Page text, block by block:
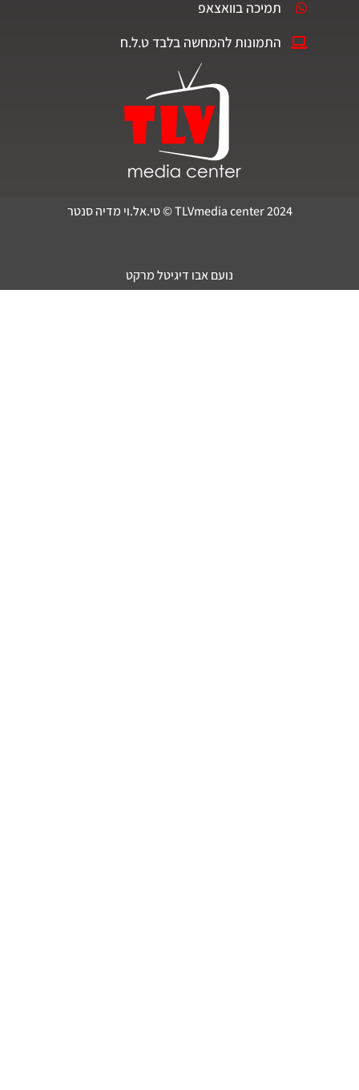
תמיכה בוואצאפ
התמונות להמחשה בלבד ט.ל.ח
נועם אבו דיגיטל מרקט
TLVmedia center 2024 © טי.אל.וי מדיה סנטר